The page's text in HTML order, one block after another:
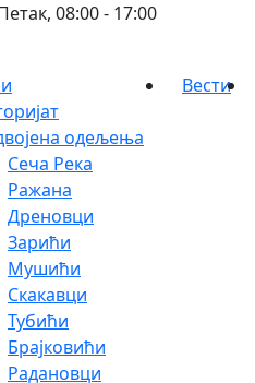
08:00 - 17:00
одељења
Сеча Река
Ражана
Дреновци
Зарићи
Мушићи
Скакавци
Тубићи
Брајковићи
Радановци
Вести